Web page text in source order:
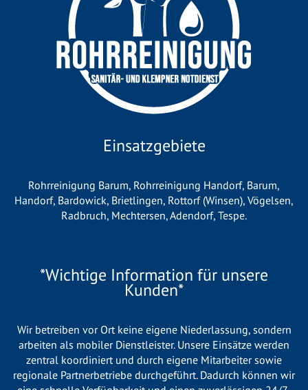
Einsatzgebiete
Rohrreinigung Barum, Rohrreinigung Handorf, Barum,
Handorf, Bardowick, Brietlingen, Rottorf (Winsen), Vögelsen,
Radbruch, Mechtersen,Adendorf, Tespe.
*Wichtige Information für unsere
Kunden*
Wir betreiben vor Ort keine eigene Niederlassung, sondern
arbeiten als mobiler Dienstleister. Unsere Einsätze werden
zentral koordiniert und durch eigene Mitarbeiter sowie
regionale Partnerbetriebe durchgeführt. Dadurch können wir